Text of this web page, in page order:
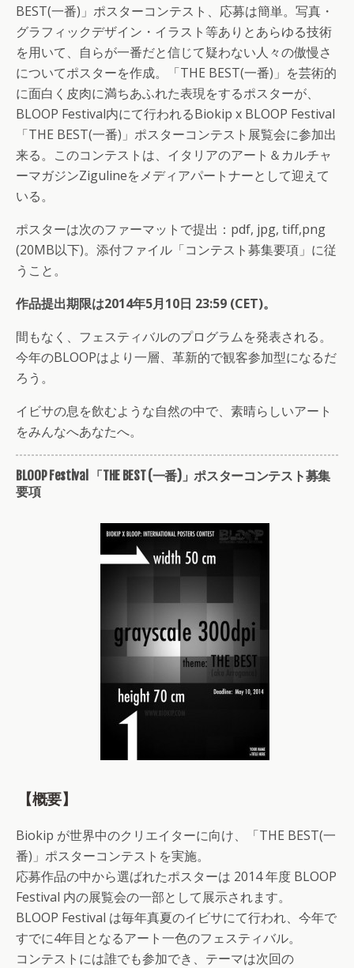
BEST(一番)」ポスターコンテスト、応募は簡単。写真・
グラフィックデザイン・イラスト等ありとあらゆる技術
を用いて、自らが一番だと信じて疑わない人々の傲慢さ
についてポスターを作成。「THE BEST(一番)」を芸術的
に面白く皮肉に満ちあふれた表現をするポスターが、
BLOOP Festival内にて行われるBiokip x BLOOP Festival
「THE BEST(一番)」ポスターコンテスト展覧会に参加出
来る。このコンテストは、イタリアのアート＆カルチャ
ーマガジンZigulineをメディアパートナーとして迎えて
いる。
ポスターは次のファーマットで提出：pdf, jpg, tiff,png
(20MB以下)。添付ファイル「コンテスト募集要項」に従
うこと。
作品提出期限は2014年5月10日 23:59 (CET)。
間もなく、フェスティバルのプログラムを発表される。
今年のBLOOPはより一層、革新的で観客参加型になるだ
ろう。
イビサの息を飲むような自然の中で、素晴らしいアート
をみんなへあなたへ。
BLOOP Festival 「THE BEST (一番)」ポスターコンテスト募集
要項
【概要】
Biokip が世界中のクリエイターに向け、「THE BEST(一
番)」ポスターコンテストを実施。
応募作品の中から選ばれたポスターは 2014 年度 BLOOP
Festival 内の展覧会の一部として展示されます。
BLOOP Festival は毎年真夏のイビサにて行われ、今年で
すでに4年目となるアート一色のフェスティバル。
コンテストには誰でも参加でき、テーマは次回の